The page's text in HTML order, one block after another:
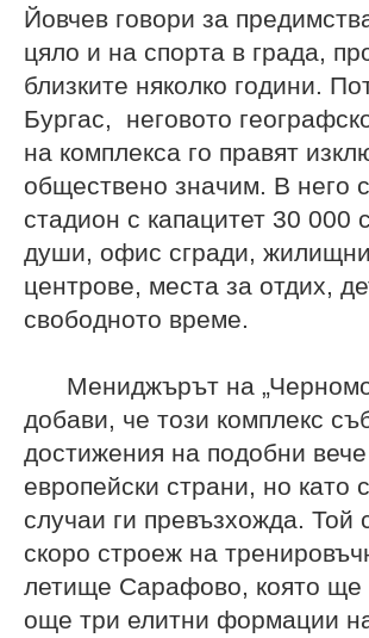
Йовчев говори за
цяло и на спорта в града,
близките няколко години.
Бургас, неговото
на комплекса го правят
обществено значим. В него
стадион с капацитет 30
души, офис сгради,
центрове, места за отдих,
свободното време.
Мениджърът на
добави, че този комплекс
достижения на подобни
европейски страни, но като
случаи ги превъзхожда.
скоро строеж на
летище Сарафово, която ще
още три елитни формации